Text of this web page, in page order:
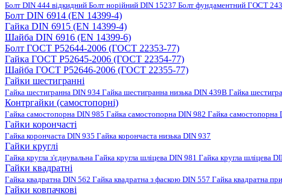
Болт DIN 444 відкидний Болт норійний DIN 15237 Болт фундаментний ГОСТ
Болт DIN 6914 (EN 14399-4)
Гайка DIN 6915 (EN 14399-4)
Шайба DIN 6916 (EN 14399-6)
Болт ГОСТ Р52644-2006 (ГОСТ 22353-77)
Гайка ГОСТ Р52645-2006 (ГОСТ 22354-77)
Шайба ГОСТ Р52646-2006 (ГОСТ 22355-77)
Гайки шестигранні
Гайка шестигранна DIN 934 Гайка шестигранна низька DIN 439B Гайка
Контргайки (самостопорні)
Гайка самостопорна DIN 985 Гайка самостопорна DIN 982 Гайка самостопорна
Гайки корончасті
Гайка корончаста DIN 935 Гайка корончаста низька DIN 937
Гайки круглі
Гайка кругла з'єднувальна Гайка кругла шліцева DIN 981 Гайка кругла шліцева
Гайки квадратні
Гайка квадратна DIN 562 Гайка квадратна з фаскою DIN 557 Гайка квадратна
Гайки ковпачкові